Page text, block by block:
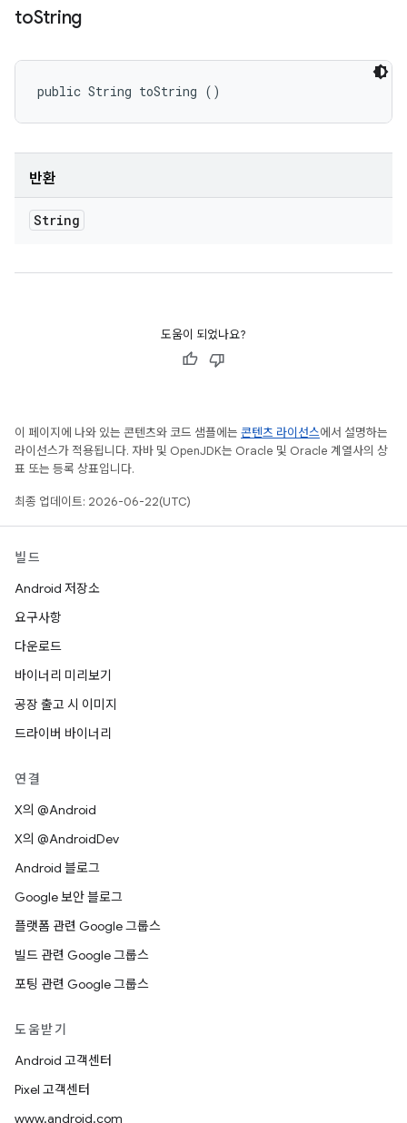
toString
public String toString ()
반환
String
도움이 되었나요?
이 페이지에 나와 있는 콘텐츠와 코드 샘플에는 콘텐츠 라이선스에서 설명하는
라이선스가 적용됩니다. 자바 및 OpenJDK는 Oracle 및 Oracle 계열사의 상
표 또는 등록 상표입니다.
최종 업데이트: 2026-06-22(UTC)
빌드
Android 저장소
요구사항
다운로드
바이너리 미리보기
공장 출고 시 이미지
드라이버 바이너리
연결
X의 @Android
X의 @AndroidDev
Android 블로그
Google 보안 블로그
플랫폼 관련 Google 그룹스
빌드 관련 Google 그룹스
포팅 관련 Google 그룹스
도움받기
Android 고객센터
Pixel 고객센터
www.android.com